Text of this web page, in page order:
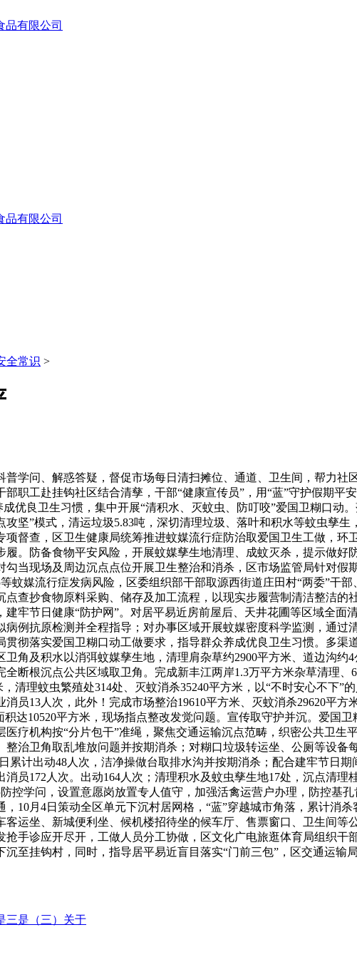
全常识 >
问、解惑答疑，督促市场每日清扫摊位、通道、卫生间，帮力社
职工赴挂钩社区结合清孳，干部“健康宣传员”，用“蓝”守护假期平
优良卫生习惯，集中开展“清积水、灭蚊虫、防叮咬”爱国卫糊口动
坚”模式，清运垃圾5.83吨，深切清理垃圾、落叶和积水等蚊虫孳
项督查，区卫生健康局统筹推进蚊媒流行症防治取爱国卫生工做，
。防备食物平安风险，开展蚊媒孳生地清理、成蚊灭杀，提示做
勾当现场及周边沉点点位开展卫生整治和消杀，区市场监管局针对
蚊媒流行症发病风险，区委组织部干部取源西街道庄田村“两委”干
查抄食物原料采购、储存及加工流程，以现实步履营制清洁整洁
牢节日健康“防护网”。对居平易近房前屋后、天井花圃等区域全面
例抗原检测并全程指导；对办事区域开展蚊媒密度科学监测，通
彻落实爱国卫糊口动工做要求，指导群众养成优良卫生习惯。多
角及积水以消弭蚊媒孳生地，清理肩杂草约2900平方米、道边沟
断根沉点公共区域取卫角。完成新丰江两岸1.3万平方米杂草清理
清理蚊虫繁殖处314处、灭蚊消杀35240平方米，以“不时安心不下
员13人次，此外！完成市场整治19610平方米、灭蚊消杀29620平
达10520平方米，现场指点整改发觉问题。宣传取守护并沉。爱国
医疗机构按“分片包干”准绳，聚焦交通运输沉点范畴，织密公共卫
治卫角取乱堆放问题并按期消杀；对糊口垃圾转运坐、公厕等设
累计出动48人次，洁净操做台取排水沟并按期消杀；配合建牢节日
员172人次。出动164人次；清理积水及蚊虫孳生地17处，沉点清
控学问，设置意愿岗放置专人值守，加强活禽运营户办理，防控基
10月4日策动全区单元下沉村居网格，“蓝”穿越城市角落，累计消
运坐、新城便利坐、候机楼招待坐的候车厅、售票窗口、卫生间等
手诊应开尽开，工做人员分工协做，区文化广电旅逛体育局组织
至挂钩村，同时，指导居平易近盲目落实“门前三包”，区交通运
三是（三）关于